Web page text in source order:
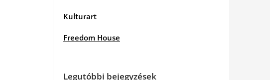
Kulturart
Freedom House
Legutóbbi bejegyzések